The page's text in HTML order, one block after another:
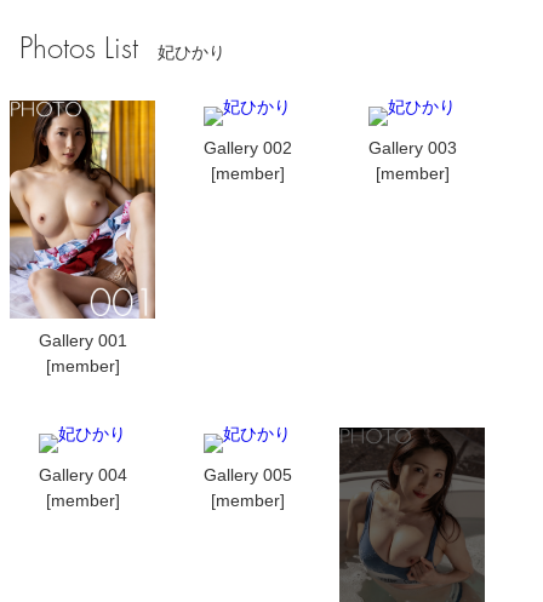
Photos List 妃ひかり
Gallery 001
[member]
Gallery 002
[member]
Gallery 003
[member]
Gallery 004
[member]
Gallery 005
[member]